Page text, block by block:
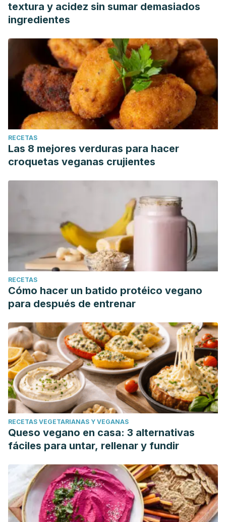
textura y acidez sin sumar demasiados
ingredientes
RECETAS
Las 8 mejores verduras para hacer
croquetas veganas crujientes
RECETAS
Cómo hacer un batido protéico vegano
para después de entrenar
RECETAS VEGETARIANAS Y VEGANAS
Queso vegano en casa: 3 alternativas
fáciles para untar, rellenar y fundir